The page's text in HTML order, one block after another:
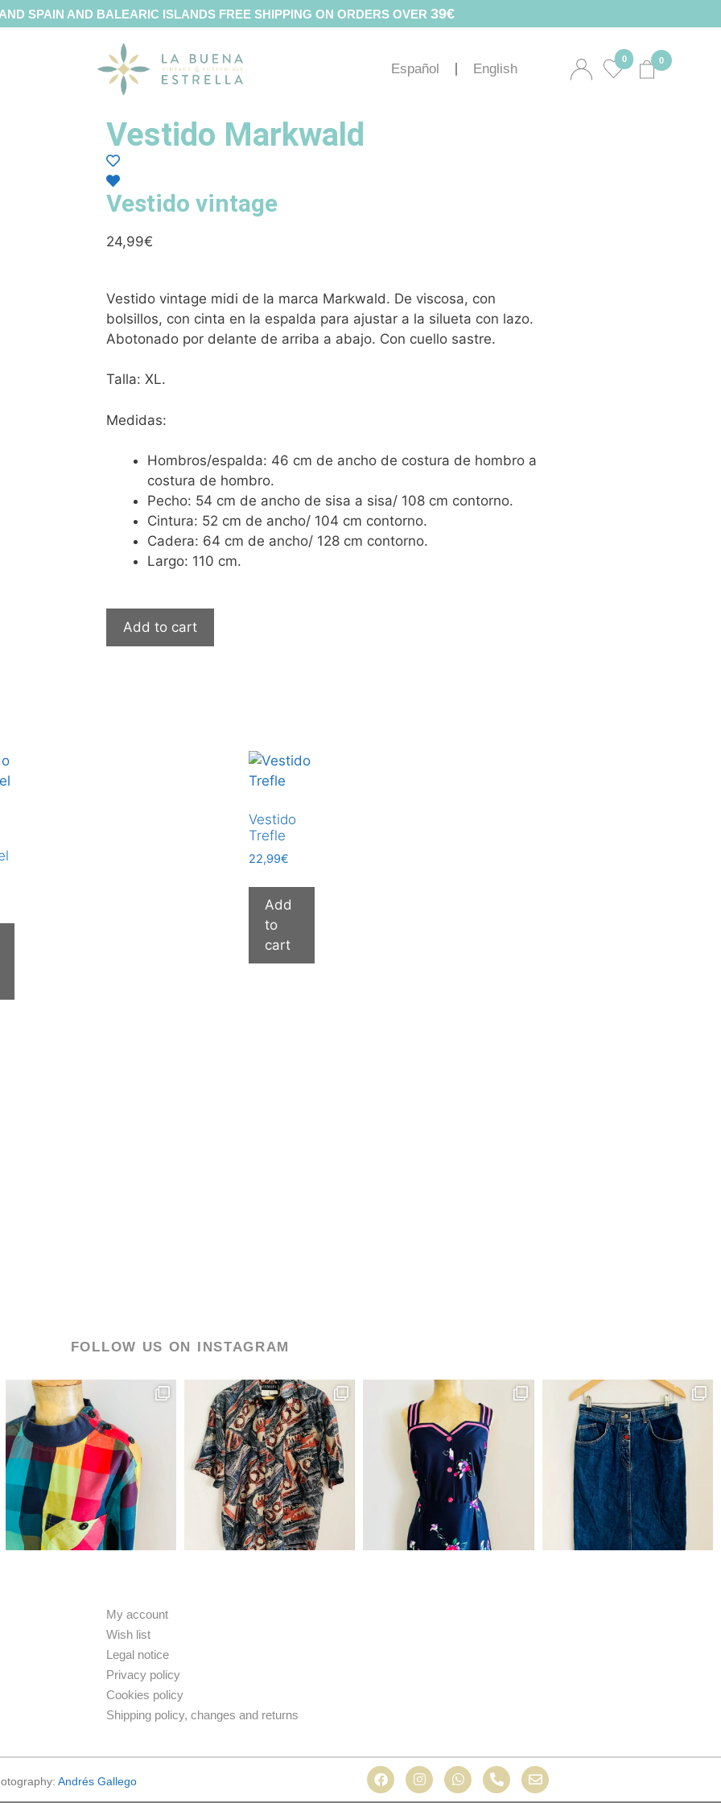
SPAIN AND BALEARIC ISLANDS FREE SHIPPING ON ORDERS OVER39€
Español English
0 0
Vestido Markwald
Vestido vintage
24,99€
Vestido vintage midi de la marca Markwald. De viscosa, con
bolsillos, con cinta en la espalda para ajustar a la silueta con lazo.
Abotonado por delante de arriba a abajo. Con cuello sastre.
Talla: XL.
Medidas:
Hombros/espalda: 46 cm de ancho de costura de hombro a
costura de hombro.
Pecho: 54 cm de ancho de sisa a sisa/ 108 cm contorno.
Cintura: 52 cm de ancho/ 104 cm contorno.
Cadera: 64 cm de ancho/ 128 cm contorno.
Largo: 110 cm.
Add to cart
Vestido
Trefle
22,99€
Add
to
cart
FOLLOW US ON INSTAGRAM
My account
Wish list
Legal notice
Privacy policy
Cookies policy
Shipping policy, changes and returns
Andrés Gallego